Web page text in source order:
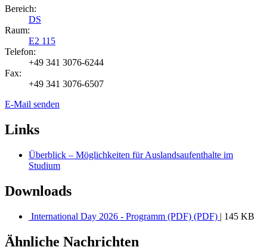
Bereich:
DS
Raum:
E2 115
Telefon:
+49 341 3076-6244
Fax:
+49 341 3076-6507
E-Mail senden
Links
Überblick – Möglichkeiten für Auslandsaufenthalte im
Studium
Downloads
International Day 2026 - Programm (PDF) (PDF) | 145 KB
Ähnliche Nachrichten